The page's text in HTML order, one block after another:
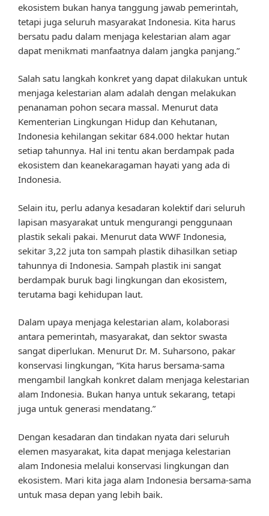
ekosistem bukan hanya tanggung jawab pemerintah,
tetapi juga seluruh masyarakat Indonesia. Kita harus
bersatu padu dalam menjaga kelestarian alam agar
dapat menikmati manfaatnya dalam jangka panjang.”
Salah satu langkah konkret yang dapat dilakukan untuk
menjaga kelestarian alam adalah dengan melakukan
penanaman pohon secara massal. Menurut data
Kementerian Lingkungan Hidup dan Kehutanan,
Indonesia kehilangan sekitar 684.000 hektar hutan
setiap tahunnya. Hal ini tentu akan berdampak pada
ekosistem dan keanekaragaman hayati yang ada di
Indonesia.
Selain itu, perlu adanya kesadaran kolektif dari seluruh
lapisan masyarakat untuk mengurangi penggunaan
plastik sekali pakai. Menurut data WWF Indonesia,
sekitar 3,22 juta ton sampah plastik dihasilkan setiap
tahunnya di Indonesia. Sampah plastik ini sangat
berdampak buruk bagi lingkungan dan ekosistem,
terutama bagi kehidupan laut.
Dalam upaya menjaga kelestarian alam, kolaborasi
antara pemerintah, masyarakat, dan sektor swasta
sangat diperlukan. Menurut Dr. M. Suharsono, pakar
konservasi lingkungan, “Kita harus bersama-sama
mengambil langkah konkret dalam menjaga kelestarian
alam Indonesia. Bukan hanya untuk sekarang, tetapi
juga untuk generasi mendatang.”
Dengan kesadaran dan tindakan nyata dari seluruh
elemen masyarakat, kita dapat menjaga kelestarian
alam Indonesia melalui konservasi lingkungan dan
ekosistem. Mari kita jaga alam Indonesia bersama-sama
untuk masa depan yang lebih baik.